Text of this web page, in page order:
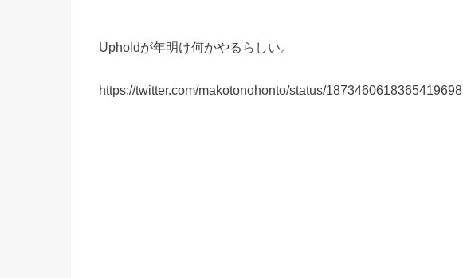
Upholdが年明け何かやるらしい。
https://twitter.com/makotonohonto/status/1873460618365419698